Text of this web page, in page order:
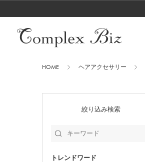
HOME ヘアアクセサリー
絞り込み検索
トレンドワード